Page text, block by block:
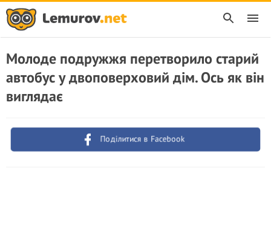
Молоде подружжя перетворило старий
автобус у двоповерховий дім. Ось як він
виглядає
Поділитися в Facebook